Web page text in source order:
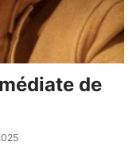
de